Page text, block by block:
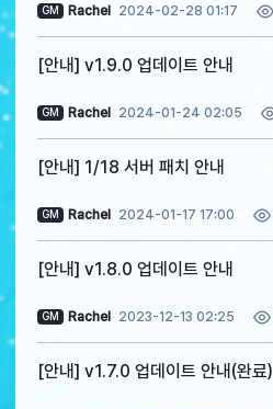
GM Rachel 2024-02-28 01:17
[안내] v1.9.0 업데이트 안내
GM Rachel 2024-01-24 02:05
[안내] 1/18 서버 패치 안내
GM Rachel 2024-01-17 17:00
[안내] v1.8.0 업데이트 안내
GM Rachel 2023-12-13 02:25
[안내] v1.7.0 업데이트 안내(완료)